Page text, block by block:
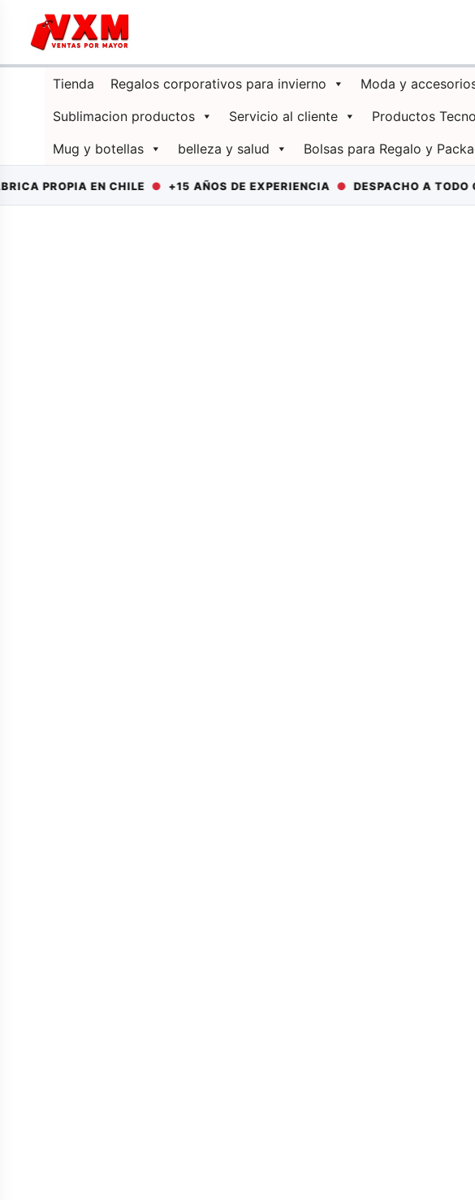
contenido
Tienda Regalos corporativos para invierno Moda y
Sublimacion productos
Servicio al cliente Productos
Mug y botellas
belleza y salud Bolsas para Regalo y
EN CHILE●+15 AÑOS DE EXPERIENCIA●DESPACHO A TODO CHILE